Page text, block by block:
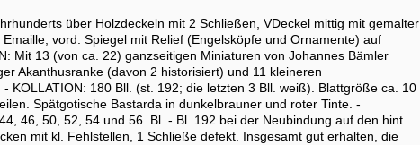
über Holzdeckeln mit 2 Schließen, VDeckel mittig mit gemalter
vord. Spiegel mit Relief (Engelsköpfe und Ornamente) auf
Mit 13 (von ca. 22) ganzseitigen Miniaturen von Johannes Bämler
Akanthusranke (davon 2 historisiert) und 11 kleineren
KOLLATION: 180 Bll. (st. 192; die letzten 3 Bll. weiß). Blattgröße ca. 10
Spätgotische Bastarda in dunkelbrauner und roter Tinte. -
46, 50, 52, 54 und 56. Bl. - Bl. 192 bei der Neubindung auf den hint.
mit kl. Fehlstellen, 1 Schließe defekt. Insgesamt gut erhalten, die